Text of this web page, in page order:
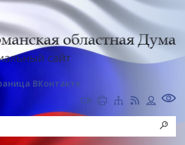
ВКонтакте